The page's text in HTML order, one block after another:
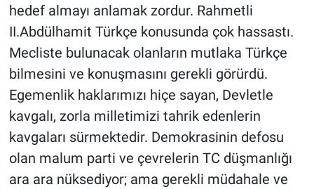
hedef almayı anlamak zordur. Rahmetli
II.Abdülhamit Türkçe konusunda çok hassastı.
Mecliste bulunacak olanların mutlaka Türkçe
bilmesini ve konuşmasını gerekli görürdü.
Egemenlik haklarımızı hiçe sayan, Devletle
kavgalı, zorla milletimizi tahrik edenlerin
kavgaları sürmektedir. Demokrasinin defosu
olan malum parti ve çevrelerin TC düşmanlığı
ara ara nüksediyor; ama gerekli müdahale ve